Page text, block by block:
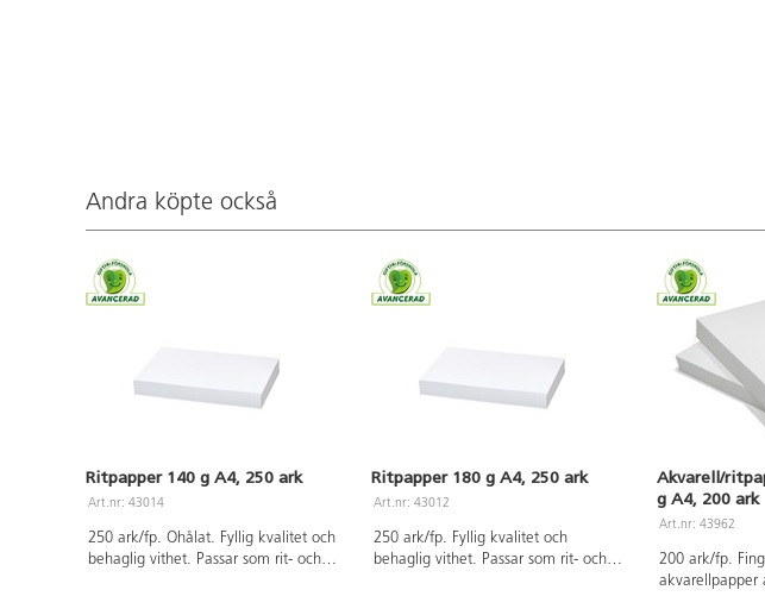
Andra köpte också
Ritpapper 140 g A4, 250 ark
Art.nr: 43014
250 ark/fp. Ohålat. Fyllig kvalitet och
behaglig vithet. Passar som rit- och
Ritpapper 180 g A4, 250 ark
Art.nr: 43012
250 ark/fp. Fyllig kvalitet och
behaglig vithet. Passar som rit- och
Akvarell/
g A4, 200 ark
Art.nr: 43962
200 ark/fp.
akvarellpapper